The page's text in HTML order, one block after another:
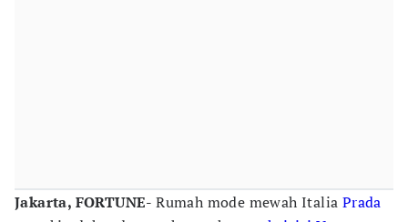
Jakarta, FORTUNE-Rumah mode mewah Italia Prada